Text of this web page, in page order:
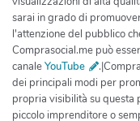
sarai in grado di
l'attenzione del pubblico
Comprasocial.me può
canaleYouTube .|Comprare salvataggi post Instagram è diventato uno dei principali modi per promuovere il proprio profilo e aumentare la propria visibilità su questa piattaforma social. Se sei un influencer, un piccolo imprenditore o semplicemente vuoi avere più successo sulla tua vita social, allora potrebbe essere il momento giusto per acquistare salvataggi post Instagram. Ma come scegliere la migliore strategia per comprare salvataggi post Instagram? C'è una grande varietà di opzioni là fuori, ma non tutte sono efficaci o sicure. Ecco alcuni consigli su come scegliere la miglior strategia di salvataggi post Instagram per il tuo profilo. Prima di tutto, è importante sottolineare che comprare salvataggi post Instagram non è così semplice come sembra. Ci sono molte aziende che offrono questo tipo di servizio, ma poche di esse sono in grado di garantire risultati autentici. Ecco perché devi fare la tua ricerca e scegliere con cura il provider giusto per te. Una delle cose più importanti da considerare quando si sceglie una società di salvataggi post Instagram è la sua esperienza e la sua reputazione. Comprasocial.me è un'azienda che offre questo tipo di servizio da molti anni. Grazie alla loro vasta esperienza, sanno come creare una strategia personalizzata e mirata per ogni cliente. Inoltre, la loro reputazione è al top del settore e molti clienti soddisfatti hanno confermato i loro risultati. Un'altro fattore da considerare è la qualità dei salvataggi post Instagram che acquisti.